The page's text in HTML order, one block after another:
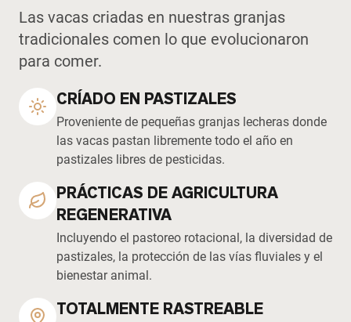
Las vacas criadas en nuestras granjas
tradicionales comen lo que evolucionaron
para comer.
CRÍADO EN PASTIZALES
Proveniente de pequeñas granjas lecheras donde
las vacas pastan libremente todo el año en
pastizales libres de pesticidas.
PRÁCTICAS DE AGRICULTURA
REGENERATIVA
Incluyendo el pastoreo rotacional, la diversidad de
pastizales, la protección de las vías fluviales y el
bienestar animal.
TOTALMENTE RASTREABLE